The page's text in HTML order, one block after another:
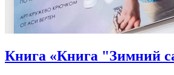
Книга «Книга "Зимний